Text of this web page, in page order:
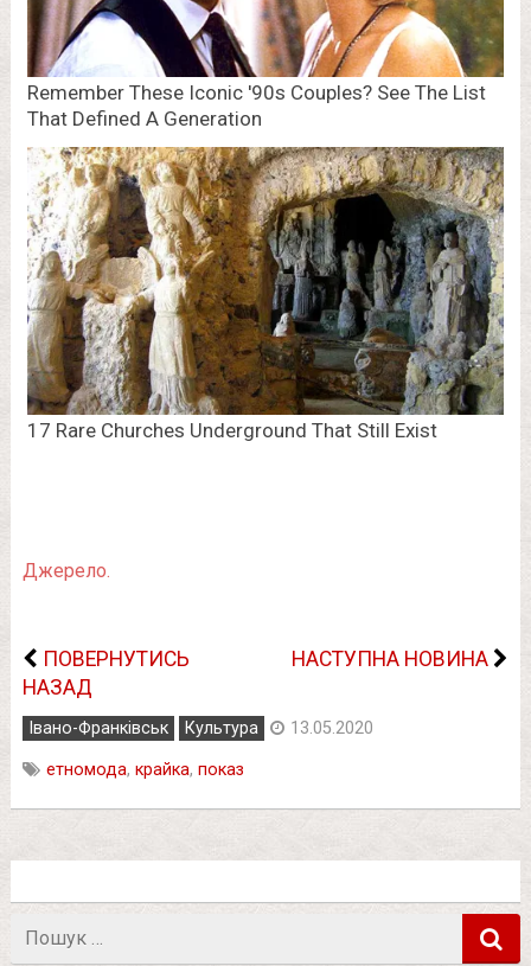
Джерело.
ПОВЕРНУТИСЬ
НАЗАД
НАСТУПНА НОВИНА
Івано-Франківськ Культура 13.05.2020
етномода, крайка, показ
Пошук